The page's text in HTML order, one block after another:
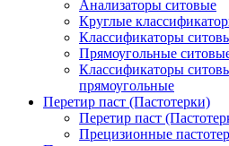
Анализаторы ситовые
Круглые
Классификаторы
Прямоугольные
Классификаторы
прямоугольные
Перетир паст (Пастотерки)
Перетир паст
Прецизионные